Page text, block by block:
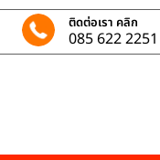
ติดต่อเรา คลิก
085 622 2251